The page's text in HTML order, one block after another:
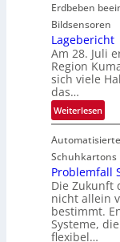
o
i
l
s
z
ä
h
l
e
n
Erdbeben
Bildsensoren
Lagebericht
Am 28. Juli
Region
sich viele
das…
Weiterlesen:
L
a
g
e
b
e
r
i
Schuhkartons
Problemfall
Die Zukunft
nicht allein
bestimmt.
Systeme,
flexibel…